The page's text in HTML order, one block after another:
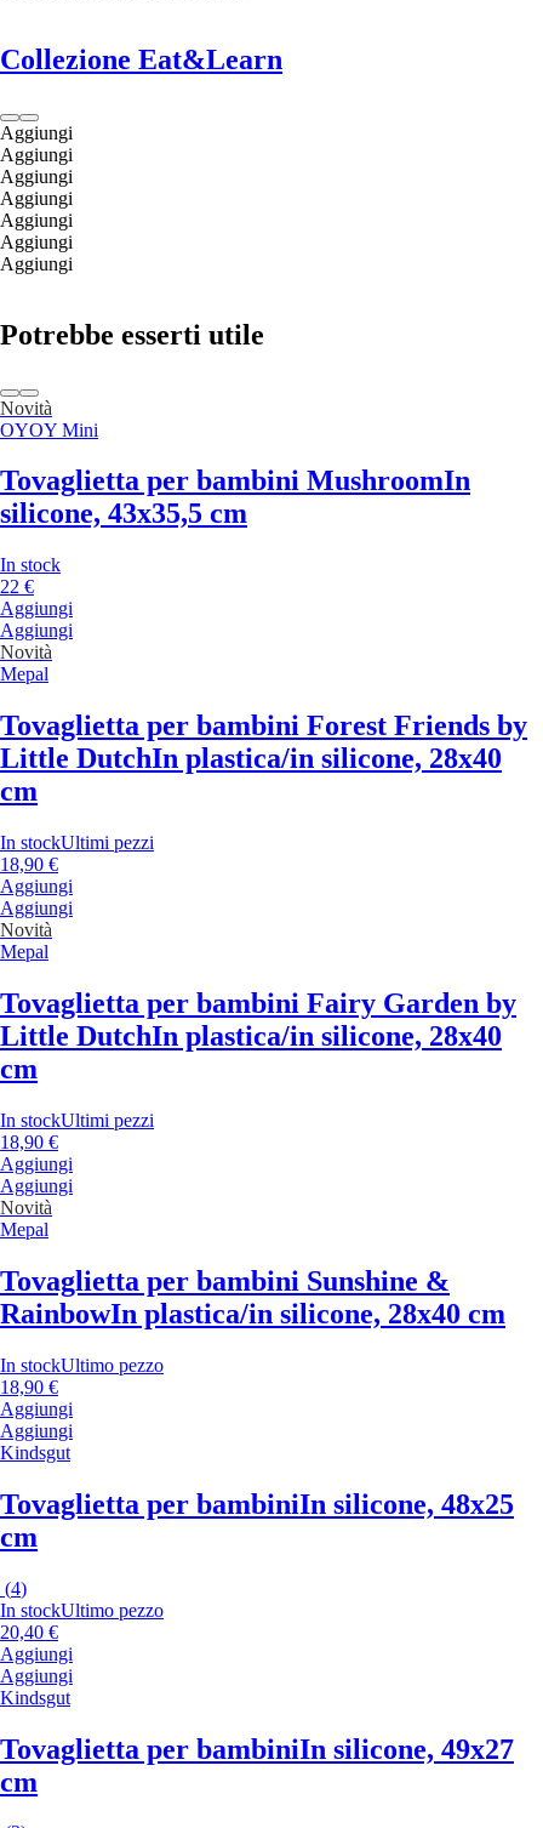
Collezione Eat&Learn
Aggiungi
Aggiungi
Aggiungi
Aggiungi
Aggiungi
Aggiungi
Aggiungi
Potrebbe esserti utile
Novità
OYOY Mini
Tovaglietta per bambini MushroomIn
silicone, 43x35,5 cm
In stock
22 €
Aggiungi
Aggiungi
Novità
Mepal
Tovaglietta per bambini Forest Friends by
Little DutchIn plastica/in silicone, 28x40
cm
In stockUltimi pezzi
18,90 €
Aggiungi
Aggiungi
Novità
Mepal
Tovaglietta per bambini Fairy Garden by
Little DutchIn plastica/in silicone, 28x40
cm
In stockUltimi pezzi
18,90 €
Aggiungi
Aggiungi
Novità
Mepal
Tovaglietta per bambini Sunshine &
RainbowIn plastica/in silicone, 28x40 cm
In stockUltimo pezzo
18,90 €
Aggiungi
Aggiungi
Kindsgut
Tovaglietta per bambiniIn silicone, 48x25
cm
(4)
In stockUltimo pezzo
20,40 €
Aggiungi
Aggiungi
Kindsgut
Tovaglietta per bambiniIn silicone, 49x27
cm